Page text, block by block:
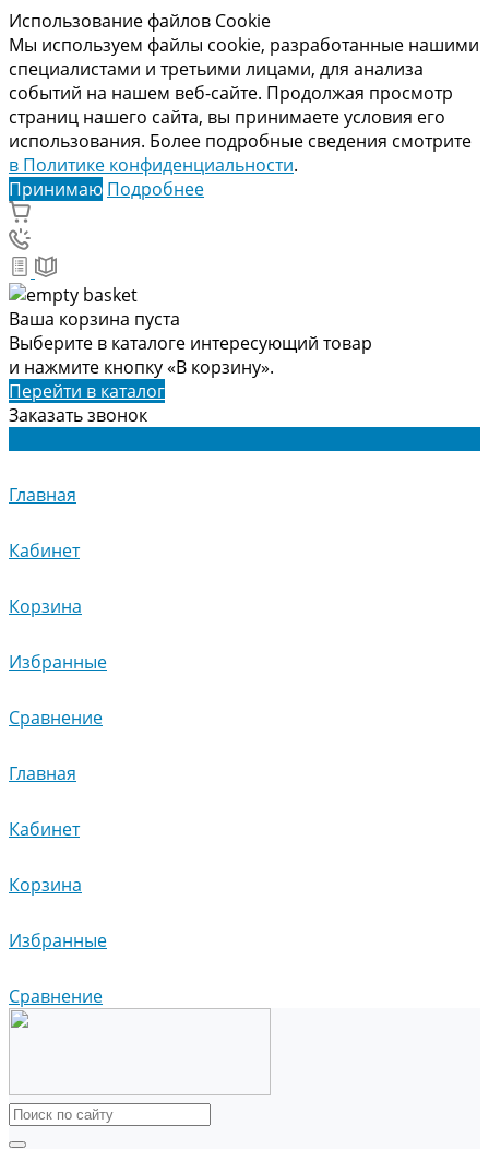
Использование файлов Cookie
Мы используем файлы cookie, разработанные нашими
специалистами и третьими лицами, для анализа
событий на нашем веб-сайте. Продолжая просмотр
страниц нашего сайта, вы принимаете условия его
использования. Более подробные сведения смотрите
в Политике конфиденциальности.
Принимаю Подробнее
Ваша корзина пуста
Выберите в каталоге интересующий товар
и нажмите кнопку «В корзину».
Перейти в каталог
Заказать звонок
Главная
Кабинет
Корзина
Избранные
Сравнение
Главная
Кабинет
Корзина
Избранные
Сравнение